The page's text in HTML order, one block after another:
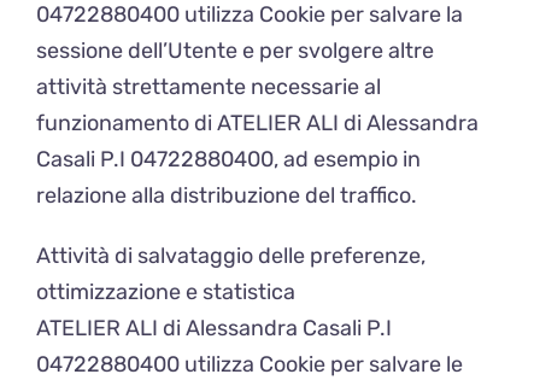
04722880400 utilizza Cookie per salvare la
sessione dell’Utente e per svolgere altre
attività strettamente necessarie al
funzionamento di ATELIER ALI di Alessandra
Casali P.I 04722880400, ad esempio in
relazione alla distribuzione del traffico.
Attività di salvataggio delle preferenze,
ottimizzazione e statistica
ATELIER ALI di Alessandra Casali P.I
04722880400 utilizza Cookie per salvare le